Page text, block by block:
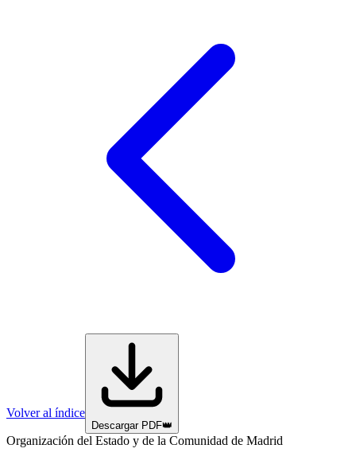
Volver al índice
Descargar PDF👑
Organización del Estado y de la Comunidad de Madrid